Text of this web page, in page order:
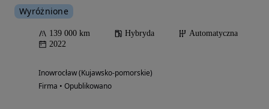
Wyróżnione
139 000 km Hybryda
Automatyczna
2022
Inowrocław (Kujawsko-pomorskie)
Firma • Opublikowano